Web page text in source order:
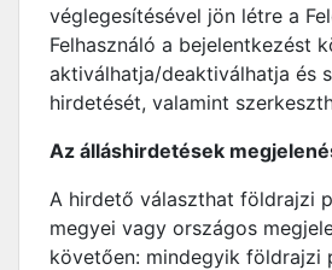
véglegesítésével jön létre a
Felhasználó a bejelentkezést
aktiválhatja/deaktiválhatja és
hirdetését, valamint
Az álláshirdetések
A hirdető választhat földrajzi
megyei vagy országos
követően: mindegyik földrajzi